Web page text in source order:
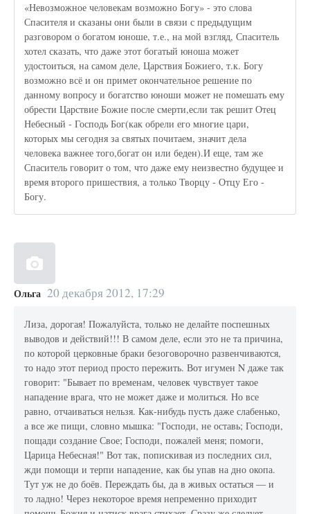
«Невозможное человекам возможно Богу» - это слова
Спасителя и сказаны они были в связи с предыдущим
разговором о богатом юноше, т.е., на мой взгляд, Спаситель
хотел сказать, что даже этот богатый юноша может
удостоиться, на самом деле, Царствия Божиего, т.к. Богу
возможно всё и он примет окончательное решение по
данному вопросу и богатство юноши может не помешать ему
обрести Царствие Божие после смерти,если так решит Отец
Небесный - Господь Бог(как обрели его многие цари,
которых мы сегодня за святых почитаем, значит дела
человека важнее того,богат он или беден).И еще, там же
Спаситель говорит о том, что даже ему неизвестно будущее и
время второго пришествия, а только Творцу - Отцу Его -
Богу.
Ольга 20 декабря 2012, 17:29
Лиза, дорогая! Пожалуйста, только не делайте поспешных
выводов и действий!!! В самом деле, если это не та причина,
по которой церковные браки безоговорочно развенчиваются,
то надо этот период просто пережить. Вот игумен N даже так
говорит: "Бывает по временам, человек чувствует такое
нападение врага, что не может даже и молиться. Но все
равно, отчаиваться нельзя. Как-нибудь пусть даже слабенько,
а все же пищи, словно мышка: "Господи, не оставь; Господи,
пощади создание Свое; Господи, пожалей меня; помоги,
Царица Небесная!" Вот так, попискивая из последних сил,
жди помощи и терпи нападение, как бы упав на дно окопа.
Тут уж не до боёв. Переждать бы, да в живых остаться — и
то ладно! Через некоторое время непременно приходит